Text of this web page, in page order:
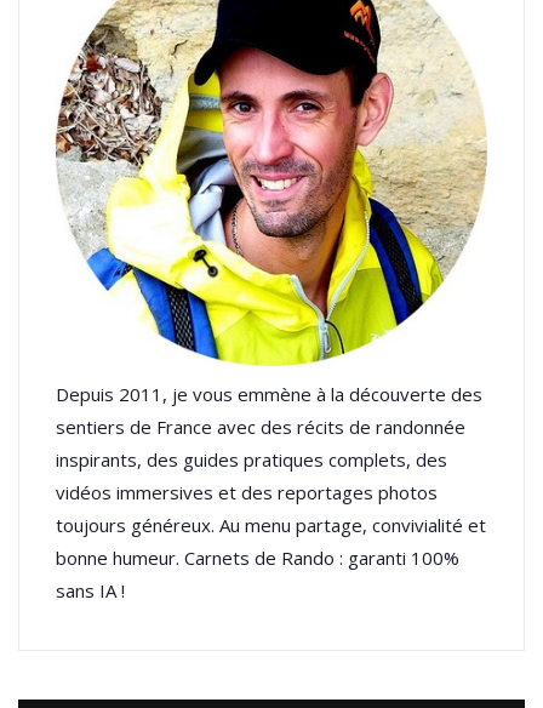
Depuis 2011, je vous emmène à la découverte des
sentiers de France avec des récits de randonnée
inspirants, des guides pratiques complets, des
vidéos immersives et des reportages photos
toujours généreux. Au menu partage, convivialité et
bonne humeur. Carnets de Rando : garanti 100%
sans IA !